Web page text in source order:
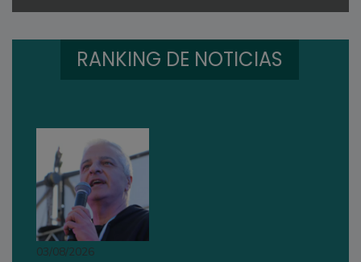
RANKING DE NOTICIAS
03/08/2026